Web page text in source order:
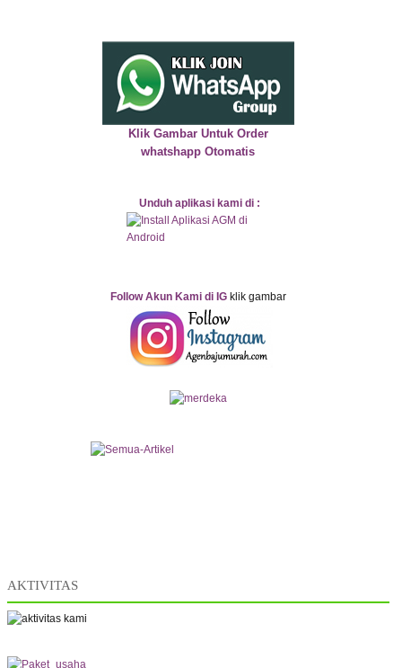
Klik Gambar Untuk Order
whatshapp Otomatis
Unduh aplikasi kami di :
Follow Akun Kami di IGklik gambar
AKTIVITAS